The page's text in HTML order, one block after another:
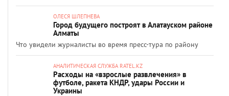
ОЛЕСЯ ШЛЕПНЕВА
Город будущего построят в Алатауском районе
Алматы
Что увидели журналисты во время пресс-тура по району
АНАЛИТИЧЕСКАЯ СЛУЖБА RATEL.KZ
Расходы на «взрослые развлечения» в
футболе, ракета КНДР, удары России и
Украины